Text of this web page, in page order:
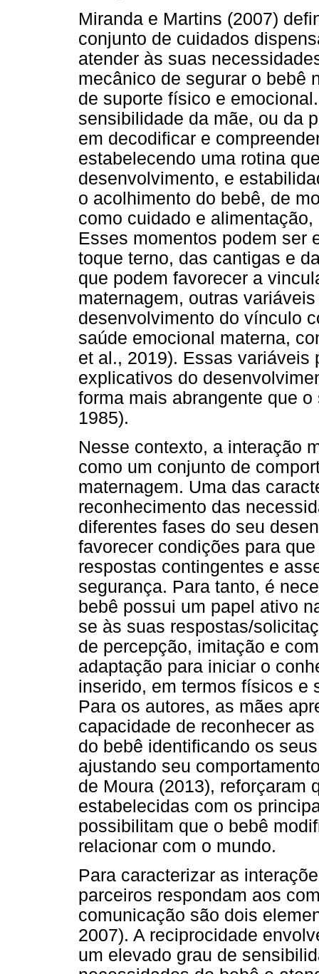
Miranda e Martins (2007)
conjunto de cuidados
atender às suas
mecânico de segurar o bebê
de suporte físico e
sensibilidade da mãe, ou da
em decodificar e
estabelecendo uma rotina
desenvolvimento, e
o acolhimento do bebê, de
como cuidado e
Esses momentos podem ser
toque terno, das cantigas e
que podem favorecer a
maternagem, outras
desenvolvimento do vínculo
saúde emocional materna,
et al., 2019). Essas variáveis
explicativos do
forma mais abrangente que
1985).
Nesse contexto, a interação
como um conjunto de
maternagem. Uma das
reconhecimento das
diferentes fases do seu
favorecer condições para
respostas contingentes e
segurança. Para tanto, é
bebê possui um papel ativo
se às suas respostas/
de percepção, imitação e
adaptação para iniciar o
inserido, em termos físicos e
Para os autores, as mães
capacidade de reconhecer
do bebê identificando os
ajustando seu
de Moura (2013), reforçaram
estabelecidas com os
possibilitam que o bebê
relacionar com o mundo.
Para caracterizar as
parceiros respondam aos
comunicação são dois
2007). A reciprocidade
um elevado grau de